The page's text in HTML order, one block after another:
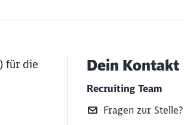
für die
Dein Kontakt
Recruiting Team
Fragen zur